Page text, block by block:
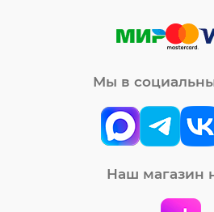
Мы в
Наш магазин